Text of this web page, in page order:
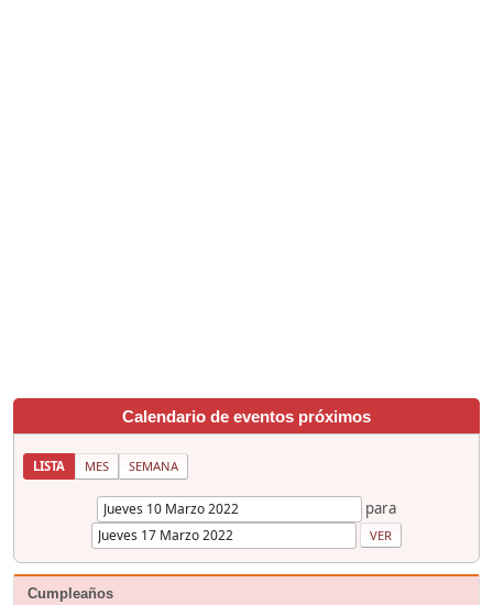
Calendario de eventos próximos
LISTA MES SEMANA
para
Cumpleaños